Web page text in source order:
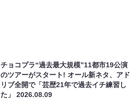
チョコプラ“過去最大規模”11都市19公演
のツアーがスタート! オール新ネタ、アド
リブ全開で「芸歴21年で過去イチ練習し
た」2026.08.09